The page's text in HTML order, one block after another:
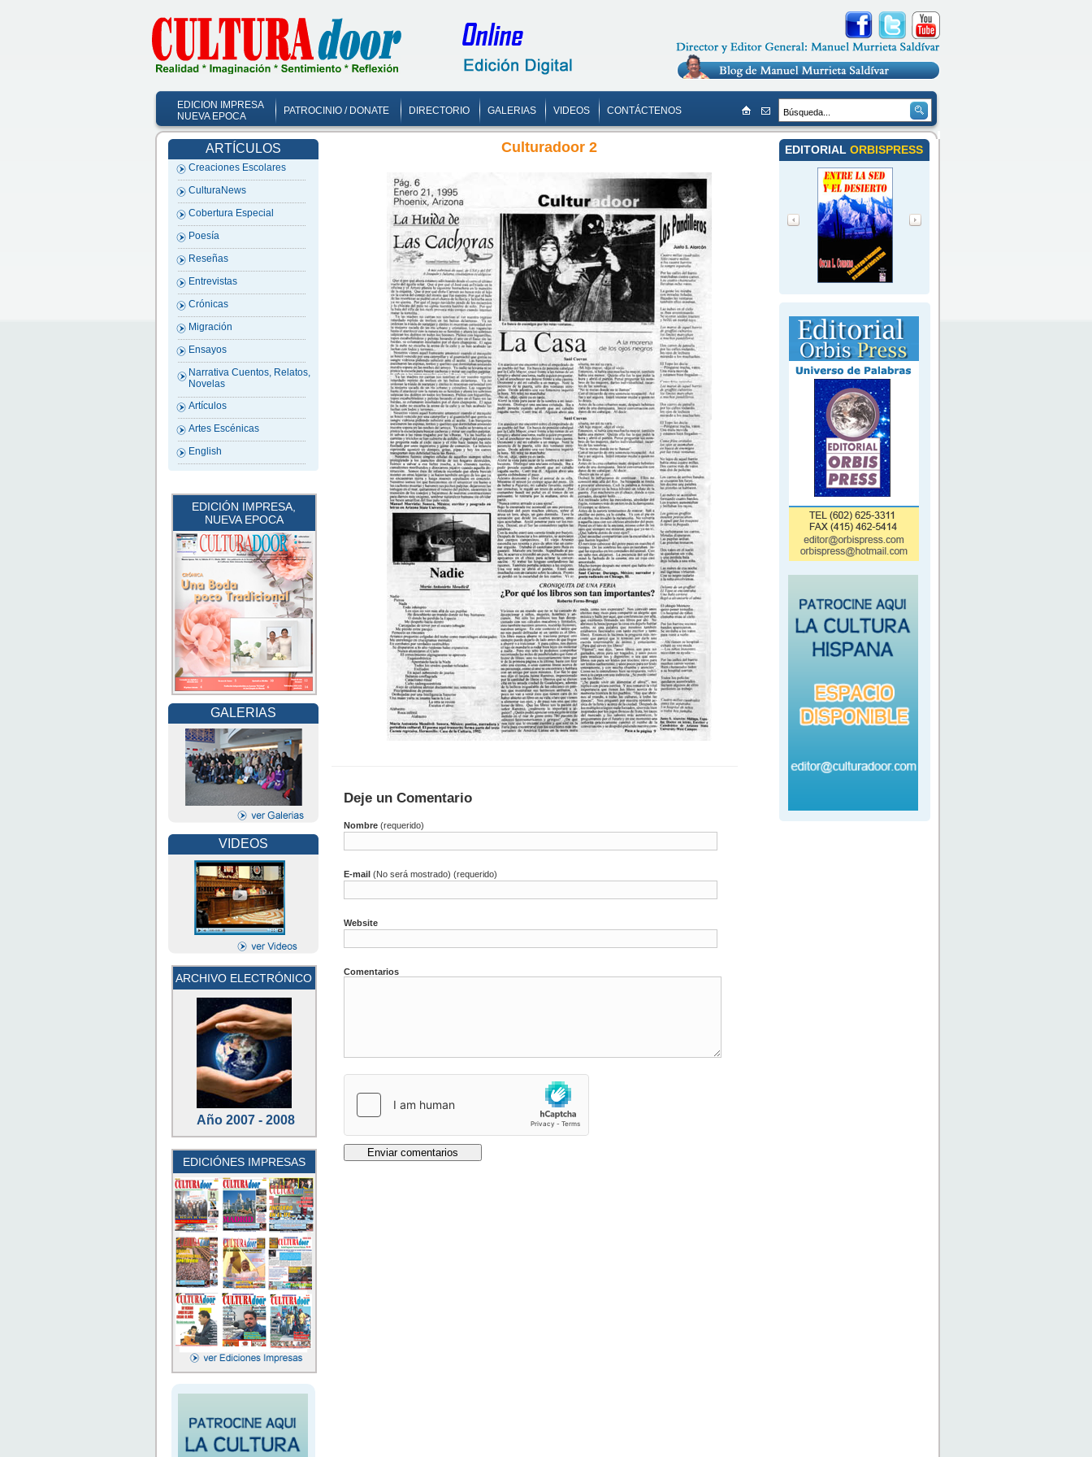
EDICION IMPRESA
NUEVA EPOCA
PATROCINIO / DONATE DIRECTORIO GALERIAS VIDEOS CONTÁCTENOS
ARTÍCULOS
Creaciones Escolares
CulturaNews
Cobertura Especial
Poesía
Reseñas
Entrevistas
Crónicas
Migración
Ensayos
Narrativa Cuentos, Relatos,
Novelas
Artículos
Artes Escénicas
English
EDICIÓN IMPRESA,
NUEVA EPOCA
GALERIAS
VIDEOS
ARCHIVO ELECTRÓNICO
Año 2007 - 2008
EDICIÓNES IMPRESAS
Culturadoor 2
Deje un Comentario
Nombre(requerido)
E-mail (No será mostrado) (requerido)
Website
Comentarios
EDITORIAL ORBISPRESS